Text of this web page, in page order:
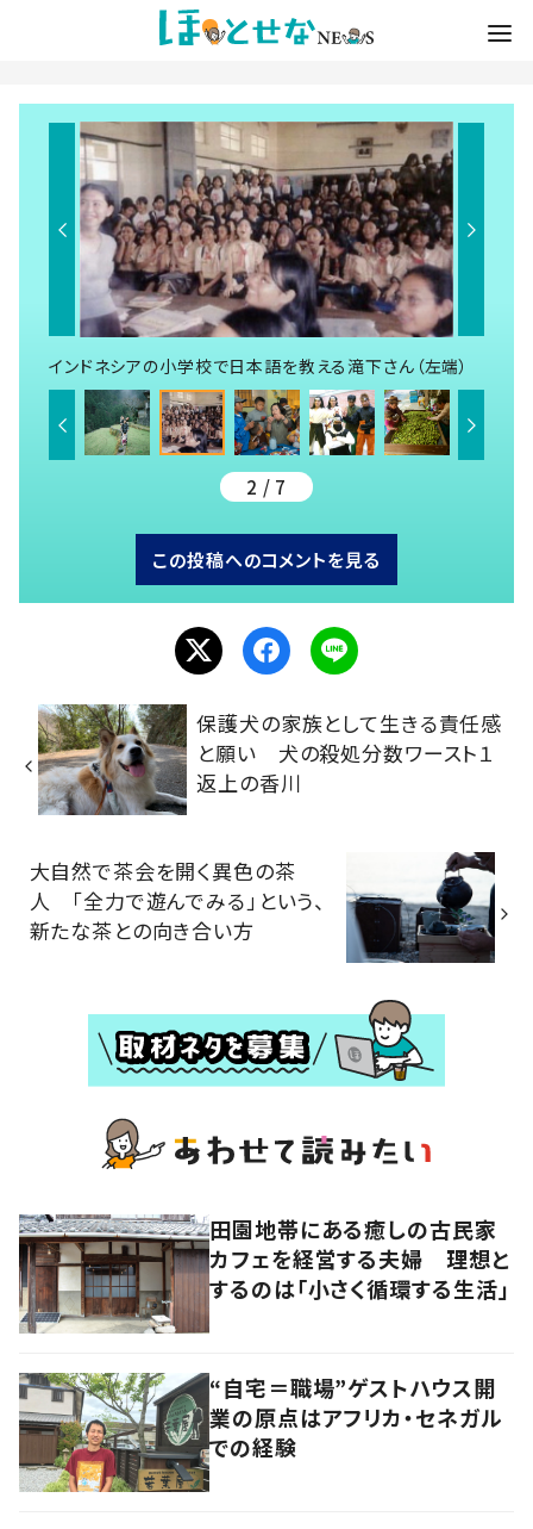
インドネシアの小学校で日本語を教える滝下さん（左端）
2 / 7
この投稿へのコメントを見る
保護犬の家族として生きる責任感
と願い 犬の殺処分数ワースト１
返上の香川
大自然で茶会を開く異色の茶
人 「全力で遊んでみる」という、
新たな茶との向き合い方
田園地帯にある癒しの古民家
カフェを経営する夫婦 理想と
するのは「小さく循環する生活」
“自宅＝職場”ゲストハウス開
業の原点はアフリカ・セネガル
での経験